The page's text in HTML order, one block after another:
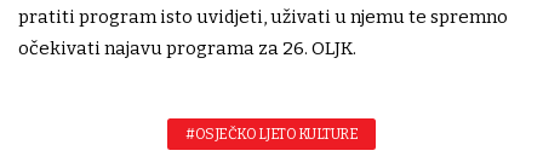
pratiti program isto uvidjeti, uživati u njemu te spremno
očekivati najavu programa za 26. OLJK.
#OSJEČKO LJETO KULTURE